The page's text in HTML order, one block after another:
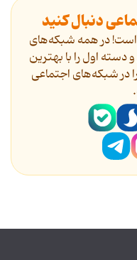
دنبال کنید
است! در همه شبکه‌های
اول را با بهترین
در شبکه‌های اجتماعی